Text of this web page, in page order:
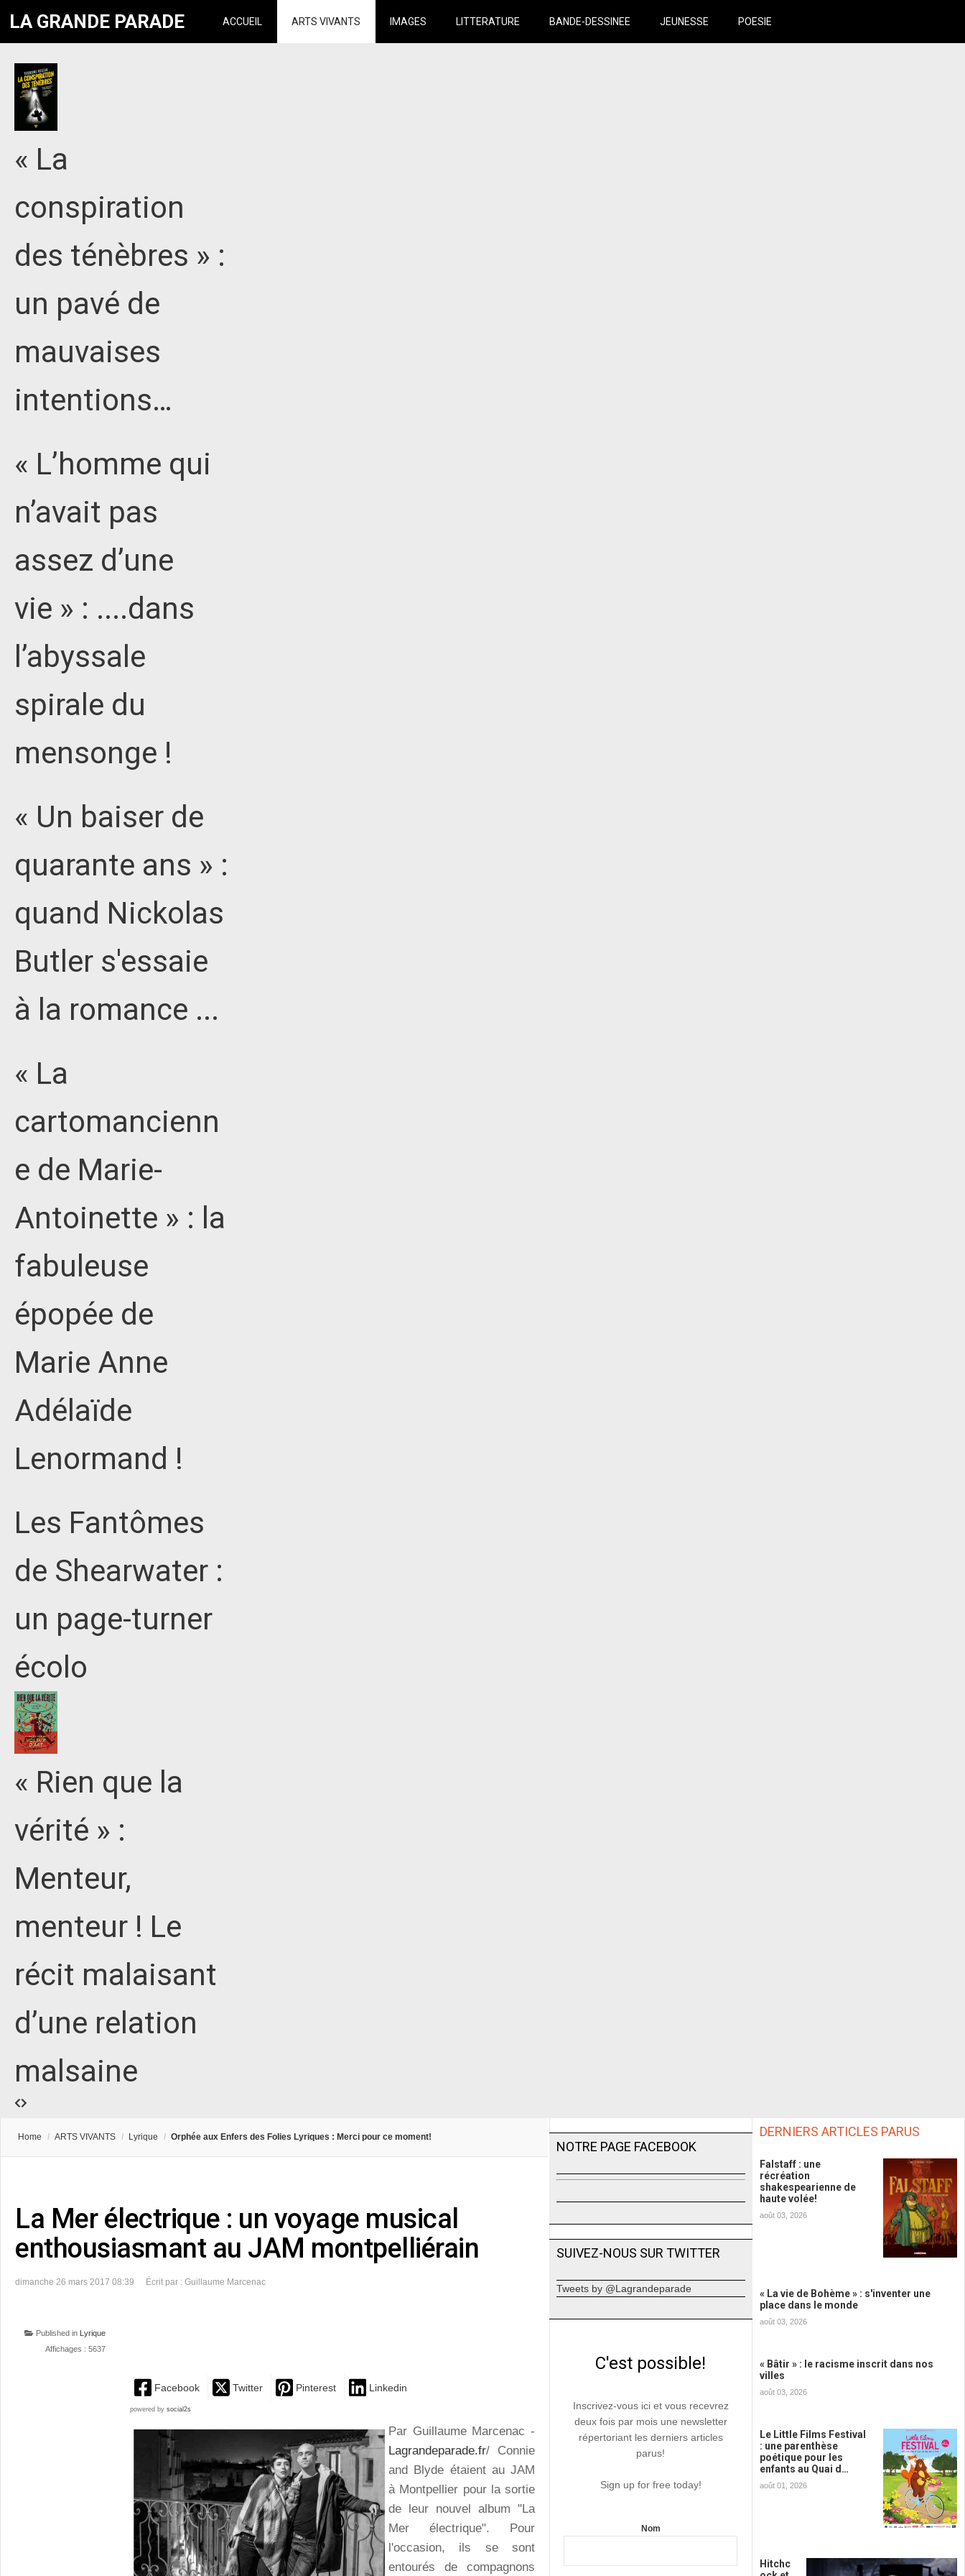
LA GRANDE PARADE ACCUEIL ARTS VIVANTS IMAGES LITTERATURE BANDE-DESSINEE JEUNESSE POESIE
« La
conspiration
des ténèbres » :
un pavé de
mauvaises
intentions…
« L’homme qui
n’avait pas
assez d’une
vie » : ....dans
l’abyssale
spirale du
mensonge !
« Un baiser de
quarante ans » :
quand Nickolas
Butler s'essaie
à la romance ...
« La
cartomancienn
e de Marie-
Antoinette » : la
fabuleuse
épopée de
Marie Anne
Adélaïde
Lenormand !
Les Fantômes
de Shearwater :
un page-turner
écolo
« Rien que la
vérité » :
Menteur,
menteur ! Le
récit malaisant
d’une relation
malsaine
Home / ARTS VIVANTS / Lyrique / Orphée aux Enfers des Folies Lyriques : Merci pour ce moment!
La Mer électrique : un voyage musical
enthousiasmant au JAM montpelliérain
dimanche 26 mars 2017 08:39 Écrit par : Guillaume Marcenac
Published in
Lyrique
Affichages : 5637
Facebook Twitter Pinterest Linkedin
powered by social2s
Par Guillaume Marcenac -
Lagrandeparade.fr/ Connie
and Blyde étaient au JAM
à Montpellier pour la sortie
de leur nouvel album "La
Mer électrique". Pour
l'occasion, ils se sont
entourés de compagnons
NOTRE PAGE FACEBOOK
SUIVEZ-NOUS SUR TWITTER
Tweets by @Lagrandeparade
C'est possible!
Inscrivez-vous ici et vous recevrez
deux fois par mois une newsletter
répertoriant les derniers articles
parus!
Sign up for free today!
Nom
DERNIERS ARTICLES PARUS
Falstaff : une
récréation
shakespearienne de
haute volée!
août 03, 2026
« La vie de Bohème » : s'inventer une
place dans le monde
août 03, 2026
« Bâtir » : le racisme inscrit dans nos
villes
août 03, 2026
Le Little Films Festival
: une parenthèse
poétique pour les
enfants au Quai d…
août 01, 2026
Hitchc